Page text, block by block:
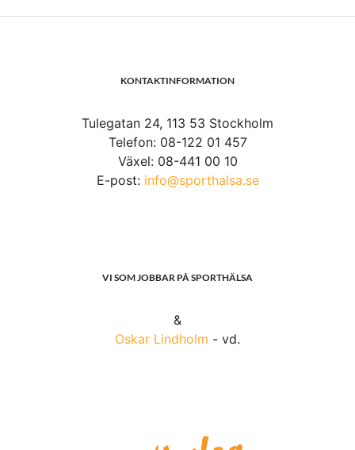
KONTAKTINFORMATION
Tulegatan 24, 113 53 Stockholm
Telefon: 08-122 01 457
Växel: 08-441 00 10
E-post: info@sporthalsa.se
VI SOM JOBBAR PÅ SPORTHÄLSA
&
Oskar Lindholm - vd.